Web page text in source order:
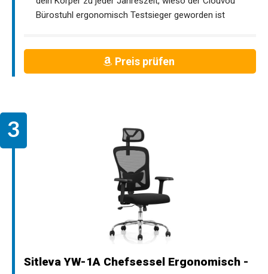
Bürostuhl ergonomisch Testsieger geworden ist
Preis prüfen
Sitleva YW-1A Chefsessel Ergonomisch -